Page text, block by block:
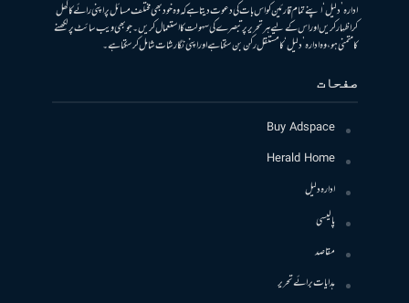
ادارہ ’دلیل‘ اپنے تمام قارئین کو اس بات کی دعوت دیتا ہے کہ وہ خود بھی مختلف مسائل پر اپنی رائے کا کھل
کر اظہار کریں اور اس کے لیے ہر تحریر پر تبصرے کی سہولت کا استعمال کریں۔ جو بھی ویب سائٹ پر لکھنے
کا متمنی ہو، وہ ادارہ ’دلیل‘ کا مستقل رکن بن سکتا ہے اور اپنی نگارشات شامل کرسکتا ہے۔
صفحات
Buy Adspace
Herald Home
ادارہ دلیل
پالیسی
مقاصد
ہدایات برائے تحریر